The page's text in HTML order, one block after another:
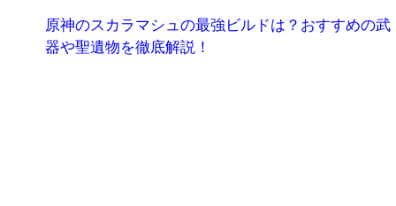
原神のスカラマシュの最強ビルドは？おすすめの武
器や聖遺物を徹底解説！